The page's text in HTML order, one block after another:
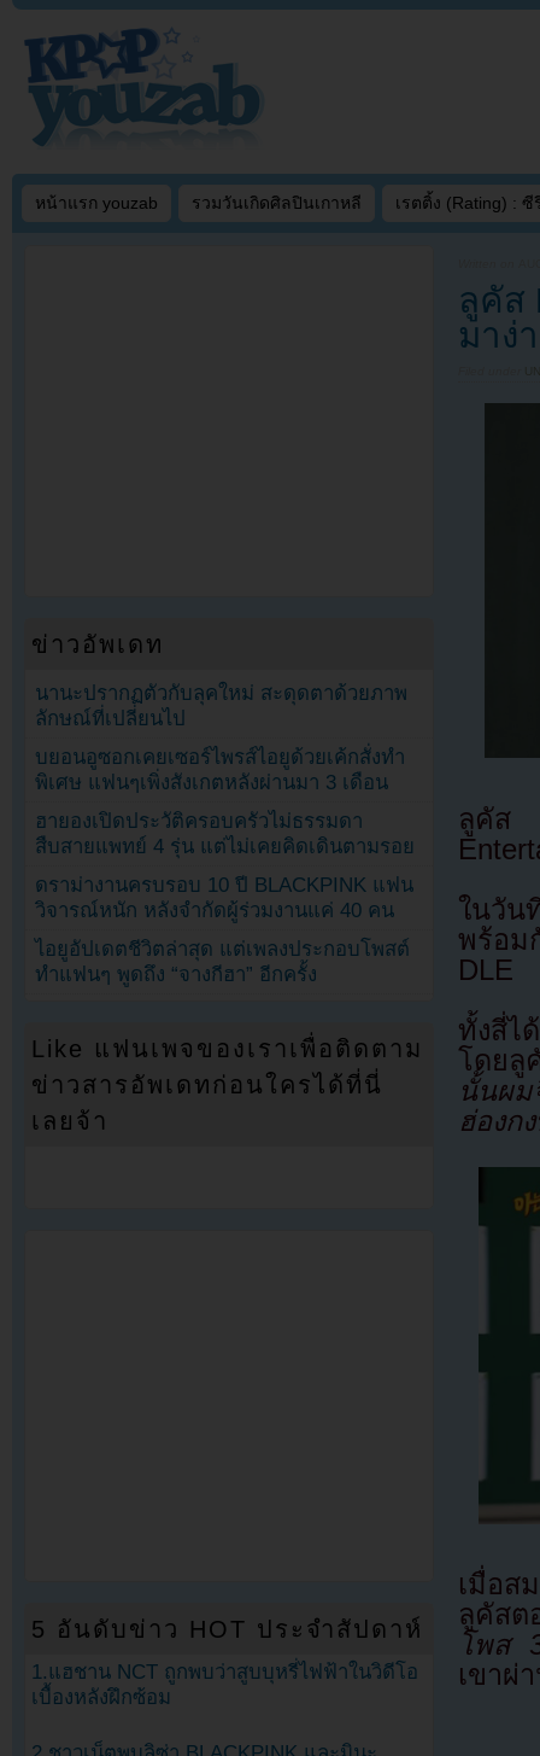
หน้าแรก youzab รวมวันเกิดศิลปินเกาหลี เรตติ้ง (Rating) : ซี
ลูคัส
มาง่
ลูคัส
ในวัน
พร้อม
DLE
ทั้งสี่ไ
โดยลู
นั้นผม
ฮ่องก
เมื่อส
ลูคัสต
โพส
เขาผ่
ข่าวอัพเดท
นานะปรากฏตัวกับลุคใหม่ สะดุดตาด้วยภาพ
ลักษณ์ที่เปลี่ยนไป
บยอนอูซอกเคยเซอร์ไพรส์ไอยูด้วยเค้กสั่งทำ
พิเศษ แฟนๆเพิ่งสังเกตหลังผ่านมา 3 เดือน
ฮายองเปิดประวัติครอบครัวไม่ธรรมดา
สืบสายแพทย์ 4 รุ่น แต่ไม่เคยคิดเดินตามรอย
ดราม่างานครบรอบ 10 ปี BLACKPINK แฟน
วิจารณ์หนัก หลังจำกัดผู้ร่วมงานแค่ 40 คน
ไอยูอัปเดตชีวิตล่าสุด แต่เพลงประกอบโพสต์
ทำแฟนๆ พูดถึง “จางกีฮา” อีกครั้ง
Like แฟนเพจของเราเพื่อติดตาม
ข่าวสารอัพเดทก่อนใครได้ที่นี่
เลยจ้า
5 อันดับข่าว HOT ประจำสัปดาห์
1.แฮชาน NCT ถูกพบว่าสูบบุหรี่ไฟฟ้าในวิดีโอ
เบื้องหลังฝึกซ้อม